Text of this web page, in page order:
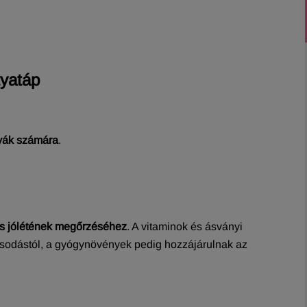
számára.
jólétének megőrzéséhez. A vitaminok és ásványi
a gyógynövények pedig hozzájárulnak az